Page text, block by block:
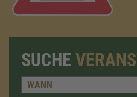
SUCHE